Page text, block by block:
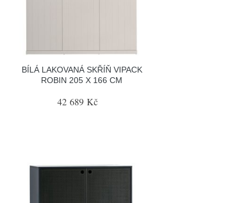
BÍLÁ LAKOVANÁ SKŘÍŇ VIPACK
ROBIN 205 X 166 CM
42 689 Kč